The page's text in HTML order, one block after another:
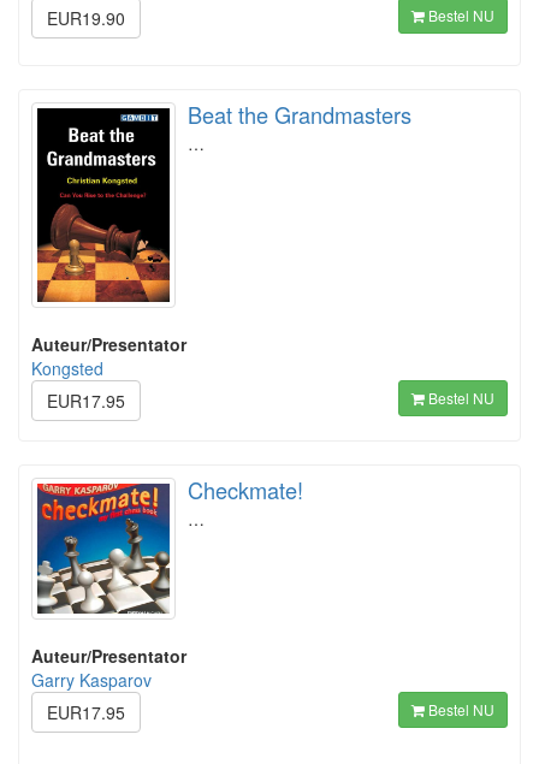
EUR19.90
Bestel NU
Beat the Grandmasters
…
Auteur/Presentator
Kongsted
EUR17.95
Bestel NU
Checkmate!
…
Auteur/Presentator
Garry Kasparov
EUR17.95
Bestel NU